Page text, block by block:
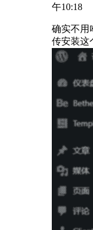
午10:18
确实不用
传安装这